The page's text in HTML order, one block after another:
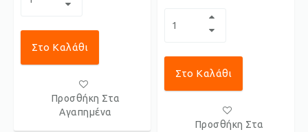
Στο Καλάθι
Προσθήκη Στα
Αγαπημένα
Στο Καλάθι
Προσθήκη Στα